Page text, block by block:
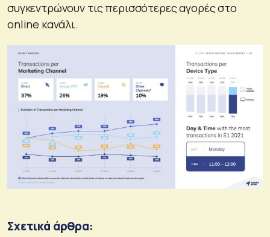
συγκεντρώνουν τις περισσότερες αγορές στο
online κανάλι.
Σχετικά άρθρα: